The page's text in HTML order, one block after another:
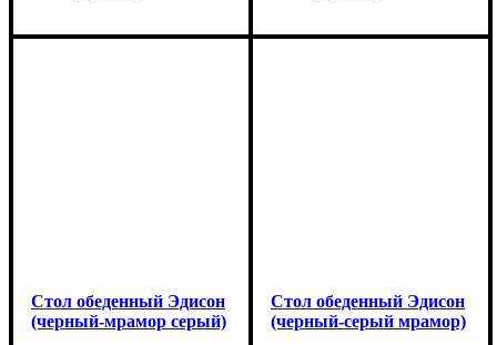
Длина - 120 (+60) см
Длина - 120 (+60) см
Стол обеденный Эдисон
(черный-мрамор серый)
Стол обеденный Эдисон
(черный-серый мрамор)